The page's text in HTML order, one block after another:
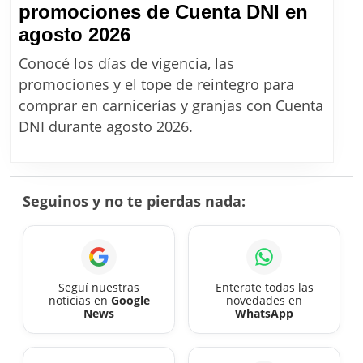
en
promociones de Cuenta DNI en
agosto 2026CARNICERÍAS:
Cómo
son
las
promociones
DNI
en
agosto
Conocé los días de vigencia, las
promociones y el tope de reintegro para
comprar en carnicerías y granjas con Cuenta
DNI durante agosto 2026.
Seguinos y no te pierdas nada:
Seguí nuestras
noticias en Google
News
Enterate todas las
novedades en
WhatsApp